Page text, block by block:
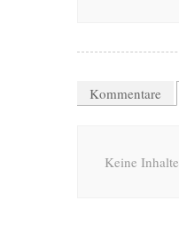
Kommentare
Keine Inhalte